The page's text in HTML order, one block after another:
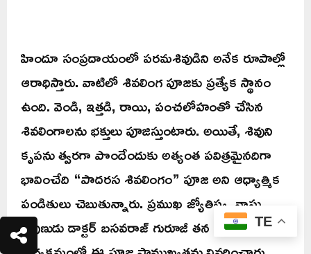
హిందూ సంప్రదాయంలో పరమశివుడిని అనేక రూపాల్లో
ఆరాధిస్తారు. వాటిలో శివలింగ పూజకు ప్రత్యేక స్థానం
ఉంది. వెండి, ఇత్తడి, రాయి, పంచలోహంతో చేసిన
శివలింగాలను భక్తులు పూజిస్తుంటారు. అయితే, శివుని
కృపను త్వరగా పొందేందుకు అత్యంత పవిత్రమైనదిగా
భావించేది “పాదరస శివలింగం” పూజ అని ఆధ్యాత్మిక
పండితులు చెబుతున్నారు. ప్రముఖ జ్యోతిష్య, వాస్తు
నిపుణుడు డాక్టర్ బసవరాజ్ గురూజీ తన నిత్యభక్తి TE